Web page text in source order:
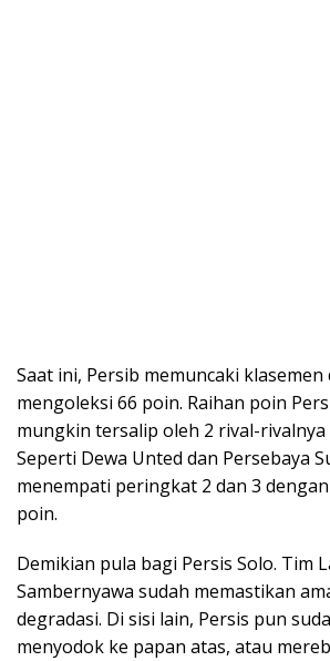
Saat ini, Persib memuncaki klasemen
mengoleksi 66 poin. Raihan poin
mungkin tersalip oleh 2 rival-rivalnya
Seperti Dewa Unted dan Persebaya
menempati peringkat 2 dan 3
poin.
Demikian pula bagi Persis Solo. Tim
Sambernyawa sudah memastikan
degradasi. Di sisi lain, Persis pun
menyodok ke papan atas, atau